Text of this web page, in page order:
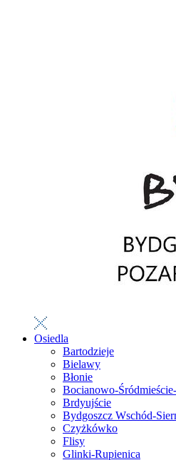
Osiedla
Bartodzieje
Bielawy
Błonie
Bocianowo-
Brdyujście
Bydgoszcz Wschód-
Czyżkówko
Flisy
Glinki-Rupienica